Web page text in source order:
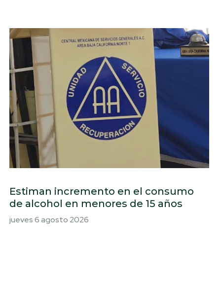
Estiman incremento en el consumo
de alcohol en menores de 15 años
jueves 6 agosto 2026